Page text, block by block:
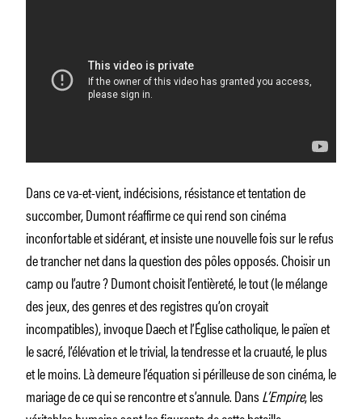
Dans ce va-et-vient, indécisions, résistance et tentation de
succomber, Dumont réaffirme ce qui rend son cinéma
inconfortable et sidérant, et insiste une nouvelle fois sur le refus
de trancher net dans la question des pôles opposés. Choisir un
camp ou l’autre ? Dumont choisit l’entièreté, le tout (le mélange
des jeux, des genres et des registres qu’on croyait
incompatibles), invoque Daech et l’Église catholique, le païen et
le sacré, l’élévation et le trivial, la tendresse et la cruauté, le plus
et le moins. Là demeure l’équation si périlleuse de son cinéma, le
mariage de ce qui se rencontre et s’annule. DansL’Empire, les